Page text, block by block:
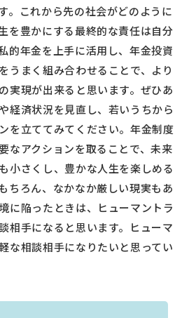
。これから先の社会がどのように
を豊かにする最終的な責任は自分
的年金を上手に活用し、年金投資
うまく組み合わせることで、より
実現が出来ると思います。ぜひあ
経済状況を見直し、若いうちから
を立ててみてください。年金制度
なアクションを取ることで、未来
小さくし、豊かな人生を楽しめる
ちろん、なかなか厳しい現実もあ
に陥ったときは、ヒューマントラ
相手になると思います。ヒューマ
な相談相手になりたいと思ってい